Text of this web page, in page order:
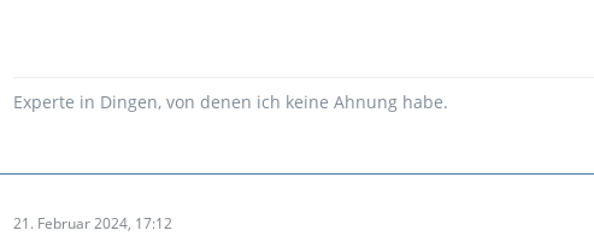
Experte in Dingen, von denen ich keine Ahnung habe.
21. Februar 2024, 17:12